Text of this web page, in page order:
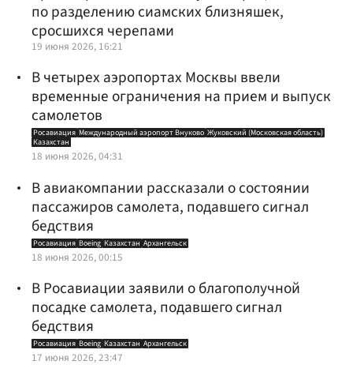
по разделению сиамских близняшек,
сросшихся черепами
19 июня 2026, 16:21
В четырех аэропортах Москвы ввели
временные ограничения на прием и выпуск
самолетов
Росавиация Международный аэропорт Внуково Жуковский (Московская область)
Казахстан
18 июня 2026, 04:31
В авиакомпании рассказали о состоянии
пассажиров самолета, подавшего сигнал
бедствия
Росавиация Boeing Казахстан Архангельск
18 июня 2026, 00:15
В Росавиации заявили о благополучной
посадке самолета, подавшего сигнал
бедствия
Росавиация Boeing Казахстан Архангельск
17 июня 2026, 23:47